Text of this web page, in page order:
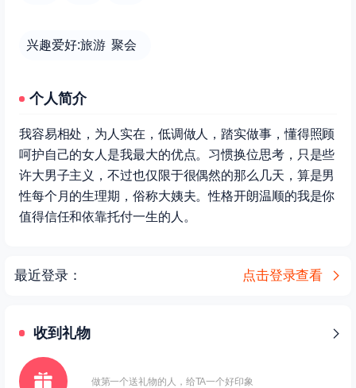
兴趣爱好:旅游 聚会
个人简介
我容易相处，为人实在，低调做人，踏实做事，懂得照顾
呵护自己的女人是我最大的优点。习惯换位思考，只是些
许大男子主义，不过也仅限于很偶然的那么几天，算是男
性每个月的生理期，俗称大姨夫。性格开朗温顺的我是你
值得信任和依靠托付一生的人。
最近登录： 点击登录查看
收到礼物
做第一个送礼物的人，给TA一个好印象